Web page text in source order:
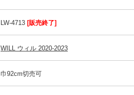
LW-4713 [販売終了]
WILL ウィル 2020-2023
巾92cm切売可